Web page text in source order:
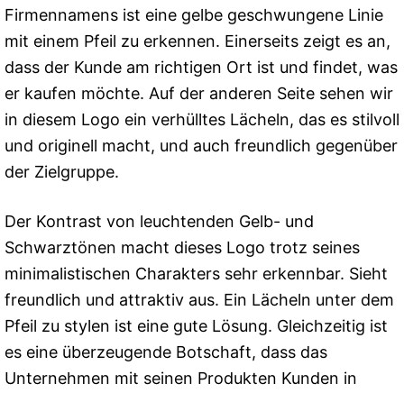
Firmennamens ist eine gelbe geschwungene Linie
mit einem Pfeil zu erkennen. Einerseits zeigt es an,
dass der Kunde am richtigen Ort ist und findet, was
er kaufen möchte. Auf der anderen Seite sehen wir
in diesem Logo ein verhülltes Lächeln, das es stilvoll
und originell macht, und auch freundlich gegenüber
der Zielgruppe.
Der Kontrast von leuchtenden Gelb- und
Schwarztönen macht dieses Logo trotz seines
minimalistischen Charakters sehr erkennbar. Sieht
freundlich und attraktiv aus. Ein Lächeln unter dem
Pfeil zu stylen ist eine gute Lösung. Gleichzeitig ist
es eine überzeugende Botschaft, dass das
Unternehmen mit seinen Produkten Kunden in